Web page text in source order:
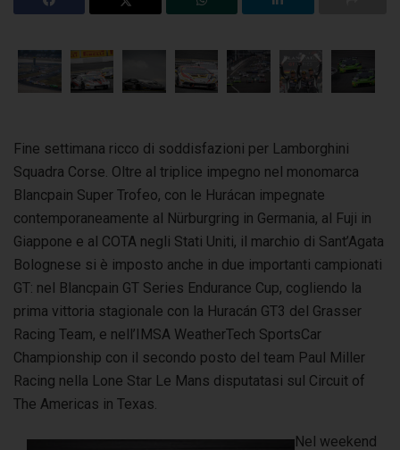
Fine settimana ricco di soddisfazioni per Lamborghini
Squadra Corse. Oltre al triplice impegno nel monomarca
Blancpain Super Trofeo, con le Hurácan impegnate
contemporaneamente al Nürburgring in Germania, al Fuji in
Giappone e al COTA negli Stati Uniti, il marchio di Sant’Agata
Bolognese si è imposto anche in due importanti campionati
GT: nel Blancpain GT Series Endurance Cup, cogliendo la
prima vittoria stagionale con la Huracán GT3 del Grasser
Racing Team, e nell’IMSA WeatherTech SportsCar
Championship con il secondo posto del team Paul Miller
Racing nella Lone Star Le Mans disputatasi sul Circuit of
The Americas in Texas.
Nel weekend